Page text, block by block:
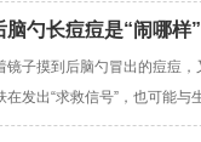
脑勺长痘痘是“闹哪样
摸到后脑勺冒出的痘痘，
在发出“求救信号”，也可能与